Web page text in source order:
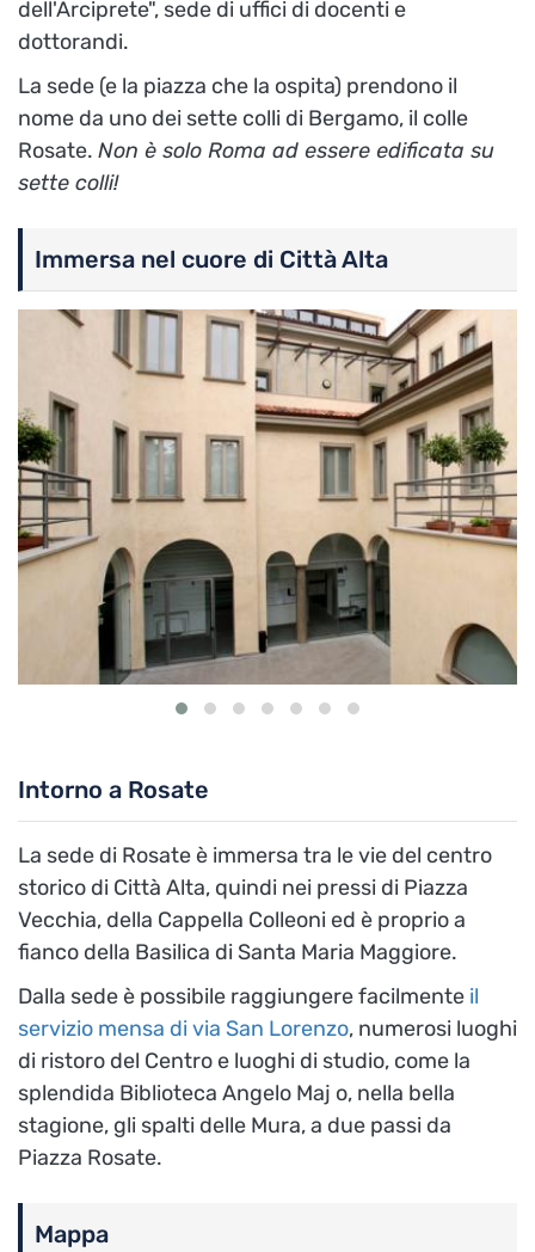
dell'Arciprete", sede di uffici di docenti e
dottorandi.
La sede (e la piazza che la ospita) prendono il
nome da uno dei sette colli di Bergamo, il colle
Rosate. Non è solo Roma ad essere edificata su
sette colli!
Immersa nel cuore di Città Alta
Intorno a Rosate
La sede di Rosate è immersa tra le vie del centro
storico di Città Alta, quindi nei pressi di Piazza
Vecchia, della Cappella Colleoni ed è proprio a
fianco della Basilica di Santa Maria Maggiore.
Dalla sede è possibile raggiungere facilmente il
servizio mensa di via San Lorenzo, numerosi luoghi
di ristoro del Centro e luoghi di studio, come la
splendida Biblioteca Angelo Maj o, nella bella
stagione, gli spalti delle Mura, a due passi da
Piazza Rosate.
Mappa